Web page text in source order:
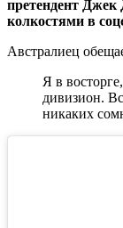
претендент Джек
колкостями в
Австралиец
Я в
дивизион.
никаких